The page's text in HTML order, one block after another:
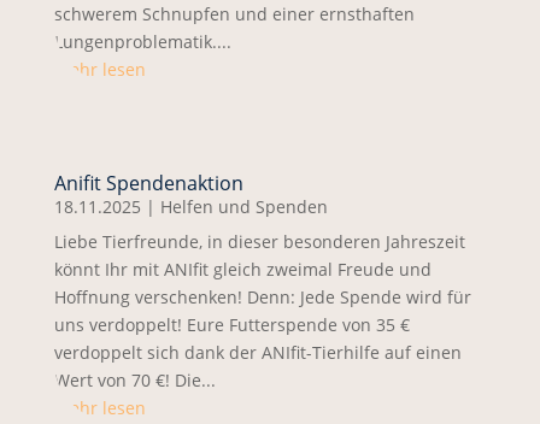
schwerem Schnupfen und einer ernsthaften
Lungenproblematik....
mehr lesen
Anifit Spendenaktion
18.11.2025 | Helfen und Spenden
Liebe Tierfreunde, in dieser besonderen Jahreszeit
könnt Ihr mit ANIfit gleich zweimal Freude und
Hoffnung verschenken! Denn: Jede Spende wird für
uns verdoppelt! Eure Futterspende von 35 €
verdoppelt sich dank der ANIfit-Tierhilfe auf einen
Wert von 70 €! Die...
mehr lesen